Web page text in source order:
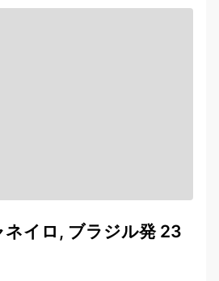
ネイロ, ブラジル発 23